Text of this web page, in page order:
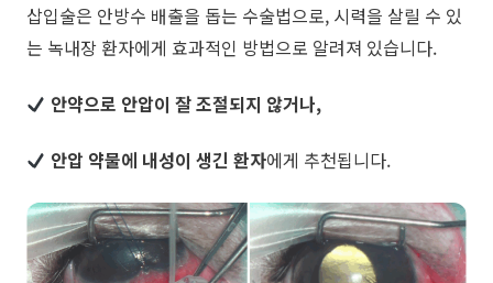
삽입술은 안방수 배출을 돕는 수술법으로, 시력을 살릴 수 있
는 녹내장 환자에게 효과적인 방법으로 알려져 있습니다.
안약으로 안압이 잘 조절되지 않거나,
안압 약물에 내성이 생긴 환자에게 추천됩니다.